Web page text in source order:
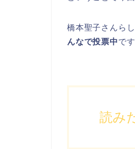
橋本聖子さんら
んなで投票中です
読み